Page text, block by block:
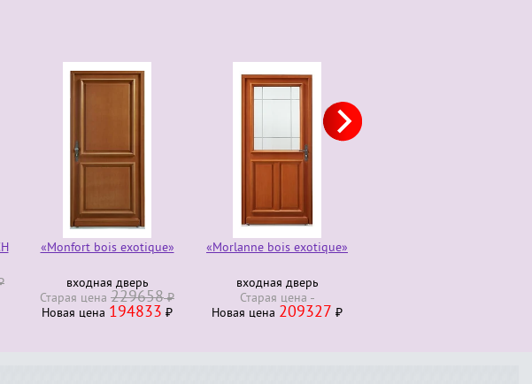
«Monfort bois exotique»
входная дверь
Старая ценa 229658₽
Новая ценa 194833 ₽
«Morlanne bois exotique»
входная дверь
Старая ценa
Новая ценa 209327 ₽